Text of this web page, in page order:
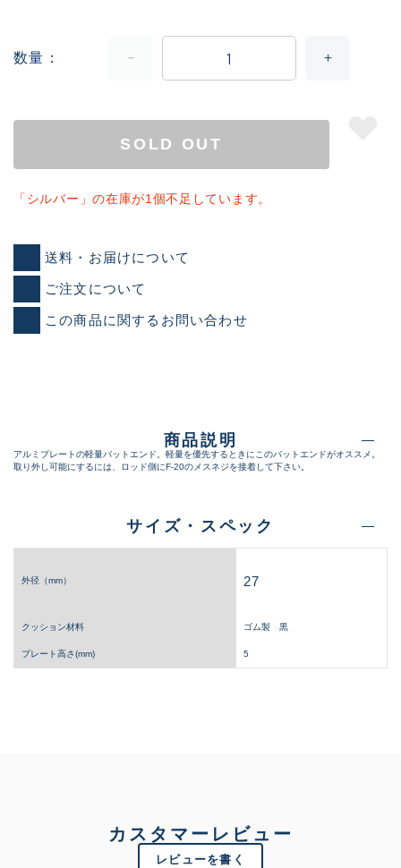
数量
SOLD OUT
「シルバー」の在庫が1個不足しています。
送料・お届けについて
ご注文について
この商品に関するお問い合わせ
商品説明
アルミプレートの軽量バットエンド。軽量を優先するときにこのバットエンドがオススメ。
取り外し可能にするには、ロッド側にF-20のメスネジを接着して下さい。
サイズ・スペック
外径（mm） 27
クッション材料 ゴム製 黒
プレート高さ(mm) 5
カスタマーレビュー
レビューを書く